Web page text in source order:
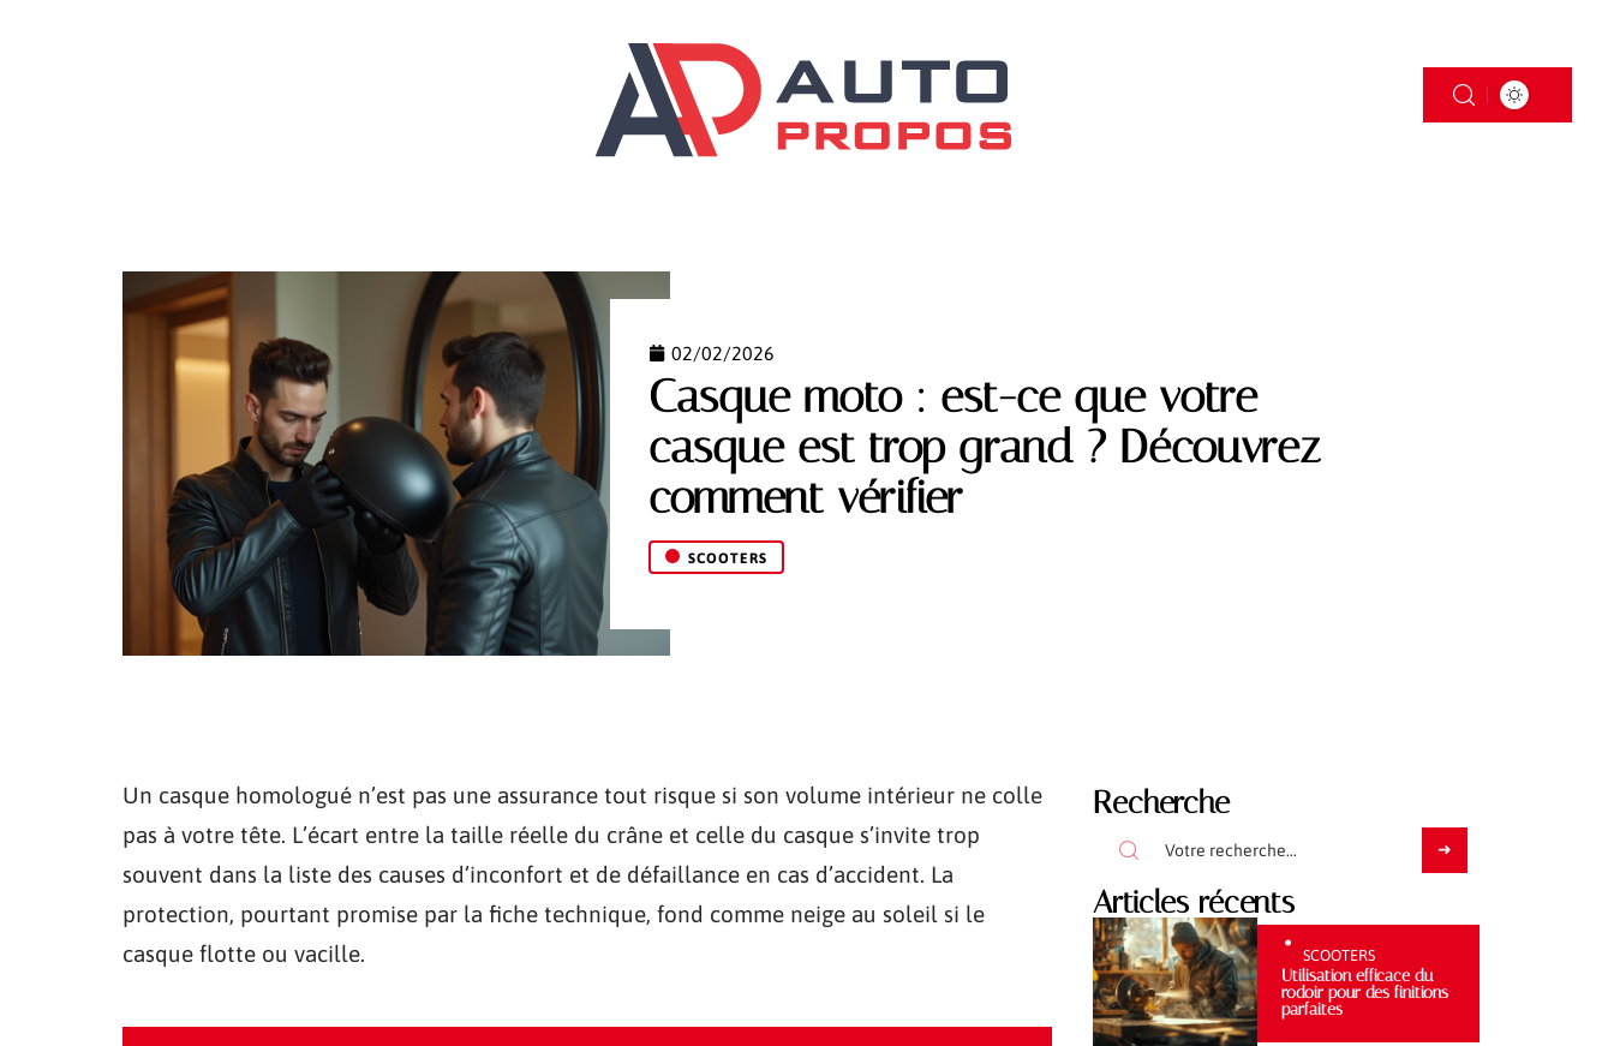
02/02/2026
Casque moto : est-ce que votre
casque est trop grand ? Découvrez
comment vérifier
SCOOTERS
Un casque homologué n’est pas une assurance tout risque si son volume intérieur ne colle
pas à votre tête. L’écart entre la taille réelle du crâne et celle du casque s’invite trop
souvent dans la liste des causes d’inconfort et de défaillance en cas d’accident. La
protection, pourtant promise par la fiche technique, fond comme neige au soleil si le
casque flotte ou vacille.
Recherche
Articles récents
SCOOTERS
Utilisation efficace du
rodoir pour des finitions
parfaites